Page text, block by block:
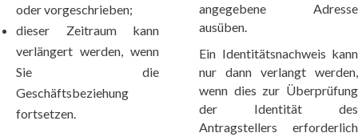
oder vorgeschrieben;
dieser Zeitraum kann
verlängert werden, wenn
Sie die
Geschäftsbeziehung
fortsetzen.
angegebene Adresse
ausüben.
Ein Identitätsnachweis kann
nur dann verlangt werden,
wenn dies zur Überprüfung
der Identität des
Antragstellers erforderlich